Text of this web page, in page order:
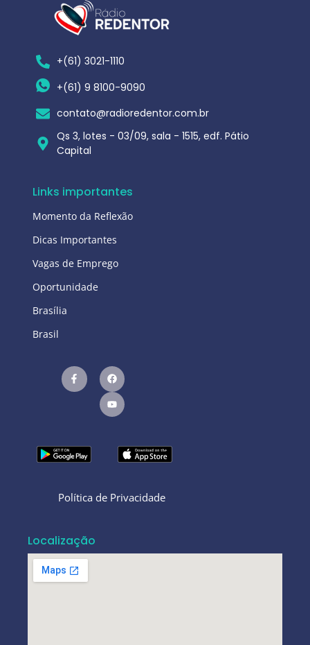
+(61) 3021-1110
+(61) 9 8100-9090
contato@radioredentor.com.br
Qs 3, lotes - 03/09, sala - 1515, edf. Pátio
Capital
Links importantes
Momento da Reflexão
Dicas Importantes
Vagas de Emprego
Oportunidade
Brasília
Brasil
Política de Privacidade
Localização